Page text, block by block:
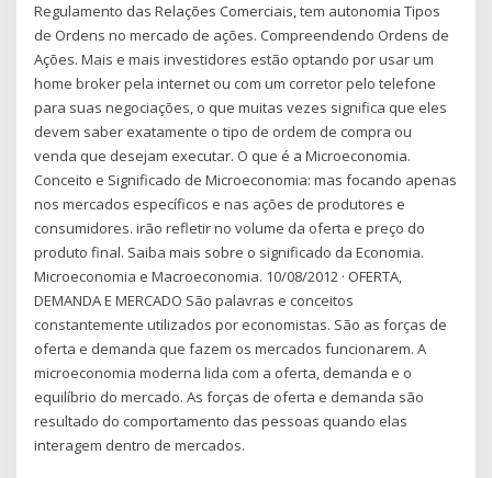
Regulamento das Relações Comerciais, tem autonomia Tipos
de Ordens no mercado de ações. Compreendendo Ordens de
Ações. Mais e mais investidores estão optando por usar um
home broker pela internet ou com um corretor pelo telefone
para suas negociações, o que muitas vezes significa que eles
devem saber exatamente o tipo de ordem de compra ou
venda que desejam executar. O que é a Microeconomia.
Conceito e Significado de Microeconomia: mas focando apenas
nos mercados específicos e nas ações de produtores e
consumidores. irão refletir no volume da oferta e preço do
produto final. Saiba mais sobre o significado da Economia.
Microeconomia e Macroeconomia. 10/08/2012 · OFERTA,
DEMANDA E MERCADO São palavras e conceitos
constantemente utilizados por economistas. São as forças de
oferta e demanda que fazem os mercados funcionarem. A
microeconomia moderna lida com a oferta, demanda e o
equilíbrio do mercado. As forças de oferta e demanda são
resultado do comportamento das pessoas quando elas
interagem dentro de mercados.